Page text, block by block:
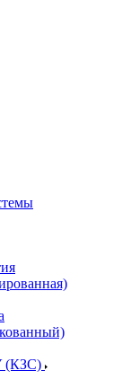
(КЗС)